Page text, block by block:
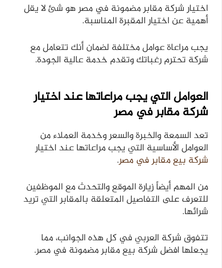
اختيار شركة مقابر مضمونة في مصر هو شئ لا يقل
أهمية عن اختيار المقبرة المناسبة.
يجب مراعاة عوامل مختلفة لضمان أنك تتعامل مع
شركة تحترم رغباتك وتقدم خدمة عالية الجودة.
العوامل التي يجب مراعاتها عند اختيار
شركة مقابر في مصر
تعد السمعة والخبرة والسعر وخدمة العملاء من
العوامل الأساسية التي يجب مراعاتها عند اختيار
شركة بيع مقابر في مصر.
من المهم أيضاً زيارة الموقع والتحدث مع الموظفين
للتعرف على التفاصيل المتعلقة بالمقابر التي تريد
شرائها.
تتفوق شركة العربي في كل هذه الجوانب، مما
يجعلها افضل شركة بيع مقابر مضمونة في مصر.